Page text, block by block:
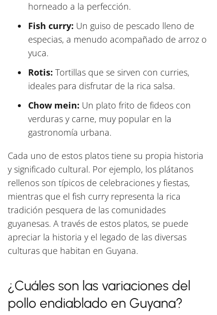
horneado a la perfección.
Fish curry: Un guiso de pescado lleno de
especias, a menudo acompañado de arroz o
yuca.
Rotis: Tortillas que se sirven con curries,
ideales para disfrutar de la rica salsa.
Chow mein: Un plato frito de fideos con
verduras y carne, muy popular en la
gastronomía urbana.
Cada uno de estos platos tiene su propia historia
y significado cultural. Por ejemplo, los plátanos
rellenos son típicos de celebraciones y fiestas,
mientras que el fish curry representa la rica
tradición pesquera de las comunidades
guyanesas. A través de estos platos, se puede
apreciar la historia y el legado de las diversas
culturas que habitan en Guyana.
¿Cuáles son las variaciones del
pollo endiablado en Guyana?